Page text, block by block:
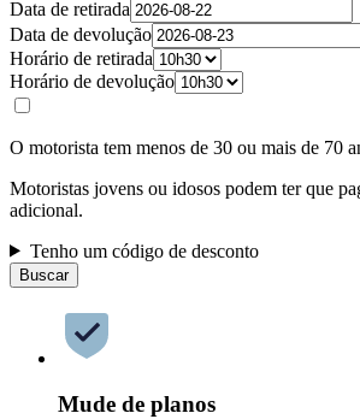
Data de retirada
Data de devolução
Horário de retirada
Horário de devolução
O motorista tem menos de 30 ou mais de 70
Motoristas jovens ou idosos podem ter que
adicional.
Tenho um código de desconto
Buscar
Mude de planos